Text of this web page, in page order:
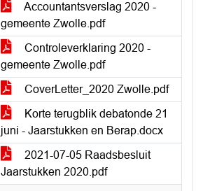
Accountantsverslag 2020 -
gemeente Zwolle.pdf
Controleverklaring 2020 -
gemeente Zwolle.pdf
CoverLetter_2020 Zwolle.pdf
Korte terugblik debatonde 21
juni - Jaarstukken en Berap.docx
2021-07-05 Raadsbesluit
Jaarstukken 2020.pdf